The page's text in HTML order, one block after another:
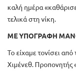
καλή ημέρα
τελικά στη νίκη.
ΜΕ ΥΠΟΓΡΑΦΗ
Το είχαμε τονίσει
Χιμένεθ. Προπονητής